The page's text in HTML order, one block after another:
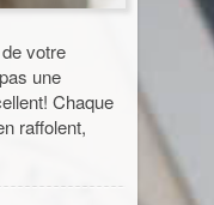
votre
une
Chaque
raffolent,